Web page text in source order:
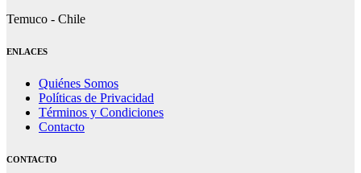
Temuco - Chile
ENLACES
Quiénes Somos
Políticas de Privacidad
Términos y Condiciones
Contacto
CONTACTO